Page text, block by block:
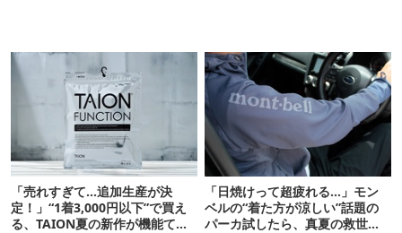
「売れすぎて…追加生産が決
定！」“1着3,000円以下”で買え
る、TAION夏の新作が機能てん
「日焼けって超疲れる…」モン
ベルの“着た方が涼しい”話題の
パーカ試したら、真夏の救世主